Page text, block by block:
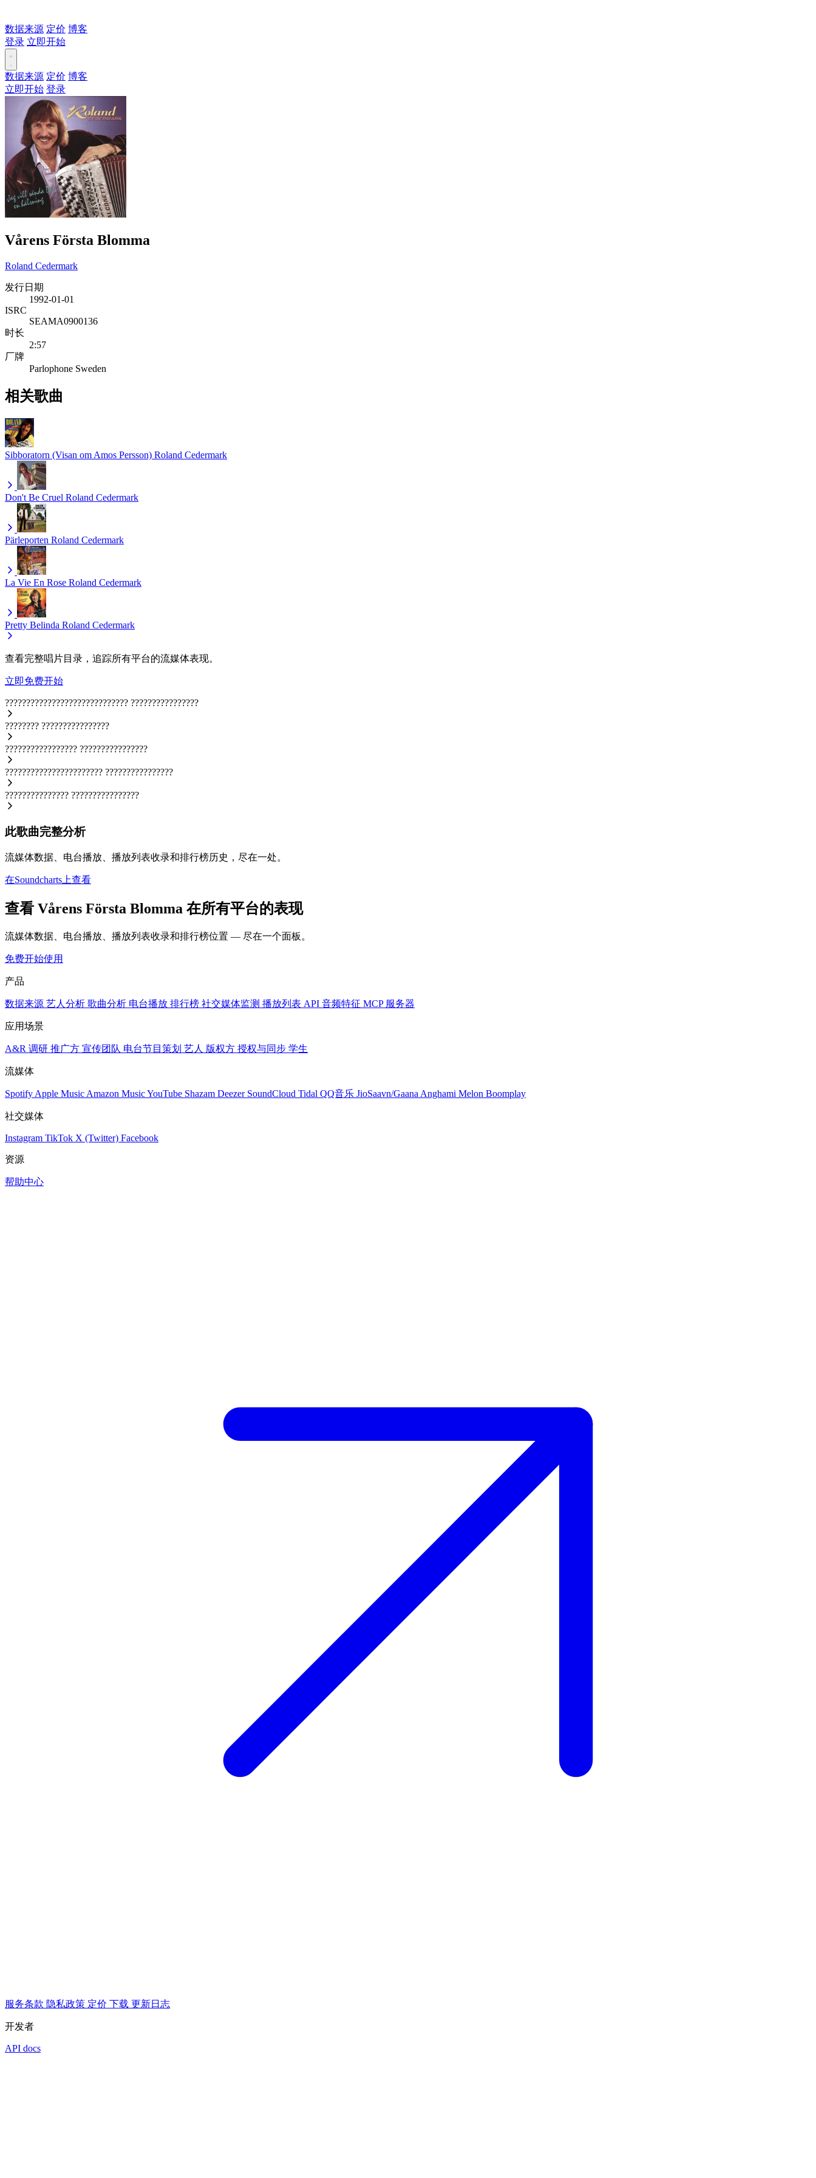
数据来源 定价 博客
登录 立即开始
数据来源 定价 博客
立即开始 登录
Vårens Första Blomma
Roland Cedermark
发行日期
1992-01-01
ISRC
SEAMA0900136
时长
2:57
厂牌
Parlophone Sweden
相关歌曲
Sibboratorn (Visan om Amos Persson) Roland Cedermark
Don't Be Cruel Roland Cedermark
Pärleporten Roland Cedermark
La Vie En Rose Roland Cedermark
Pretty Belinda Roland Cedermark
查看完整唱片目录，追踪所有平台的流媒体表现。
立即免费开始
????????????????????????????? ????????????????
???????? ????????????????
????????????????? ????????????????
??????????????????????? ????????????????
??????????????? ????????????????
此歌曲完整分析
流媒体数据、电台播放、播放列表收录和排行榜历史，尽在一处。
在Soundcharts上查看
查看 Vårens Första Blomma 在所有平台的表现
流媒体数据、电台播放、播放列表收录和排行榜位置 — 尽在一个面板。
免费开始使用
产品
数据来源 艺人分析 歌曲分析 电台播放 排行榜 社交媒体监测 播放列表 API 音频特征 MCP 服务器
应用场景
A&R 调研 推广方 宣传团队 电台节目策划 艺人 版权方 授权与同步 学生
流媒体
Spotify Apple Music Amazon MusicYouTube Shazam Deezer SoundCloud Tidal QQ音乐 JioSaavn/Gaana Anghami Melon Boomplay
社交媒体
Instagram TikTok X (Twitter) Facebook
资源
帮助中心
服务条款 隐私政策 定价 下载 更新日志
开发者
API docs